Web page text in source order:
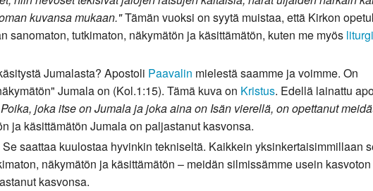
kuvansa mukaan."Tämän vuoksi on syytä muistaa, että Kirkon
sanomaton, tutkimaton, näkymätön ja käsittämätön, kuten me myös
Jumalasta? Apostoli Paavalin mielestä saamme ja voimme. On
Jumala on (Kol.1:15). Tämä kuva on Kristus. Edellä lainattu
joka itse on Jumala ja joka aina on Isän vierellä, on opettanut
ja käsittämätön Jumala on paljastanut kasvonsa.
saattaa kuulostaa hyvinkin tekniseltä. Kaikkein yksinkertaisimmillaan
näkymätön ja käsittämätön – meidän silmissämme usein
kasvonsa.